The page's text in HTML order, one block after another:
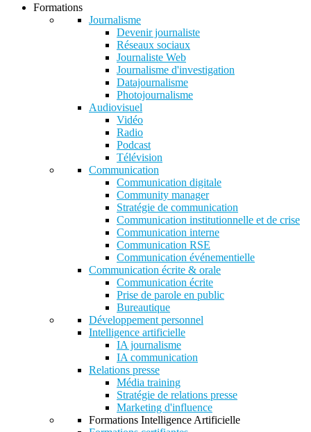
Formations
Journalisme
Devenir journaliste
Réseaux sociaux
Journaliste Web
Journalisme d'investigation
Datajournalisme
Photojournalisme
Audiovisuel
Vidéo
Radio
Podcast
Télévision
Communication
Communication digitale
Community manager
Stratégie de communication
Communication institutionnelle et de crise
Communication interne
Communication RSE
Communication événementielle
Communication écrite & orale
Communication écrite
Prise de parole en public
Bureautique
Développement personnel
Intelligence artificielle
IA journalisme
IA communication
Relations presse
Média training
Stratégie de relations presse
Marketing d'influence
Formations Intelligence Artificielle